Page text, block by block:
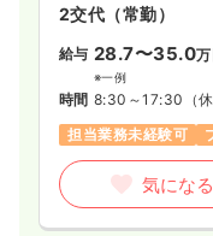
2交代（常勤）
給与 28.7〜35.0
※一例
時間 8:30～17:30 （
担当業務未経験可
気になる